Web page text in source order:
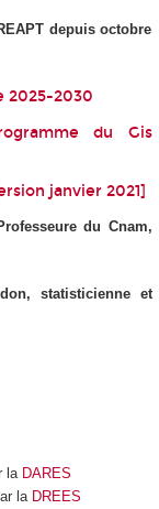
depuis octobre
2025-2030
du Gis
janvier 2021]
du Cnam,
statisticienne et
la DARES
la DREES